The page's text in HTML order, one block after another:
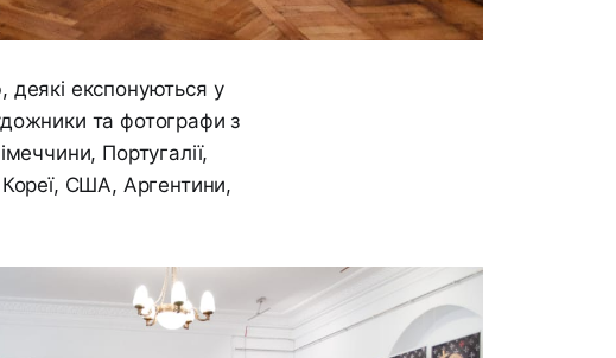
деякі експонуються у
та фотографи з
Португалії,
Кореї, США, Аргентини,